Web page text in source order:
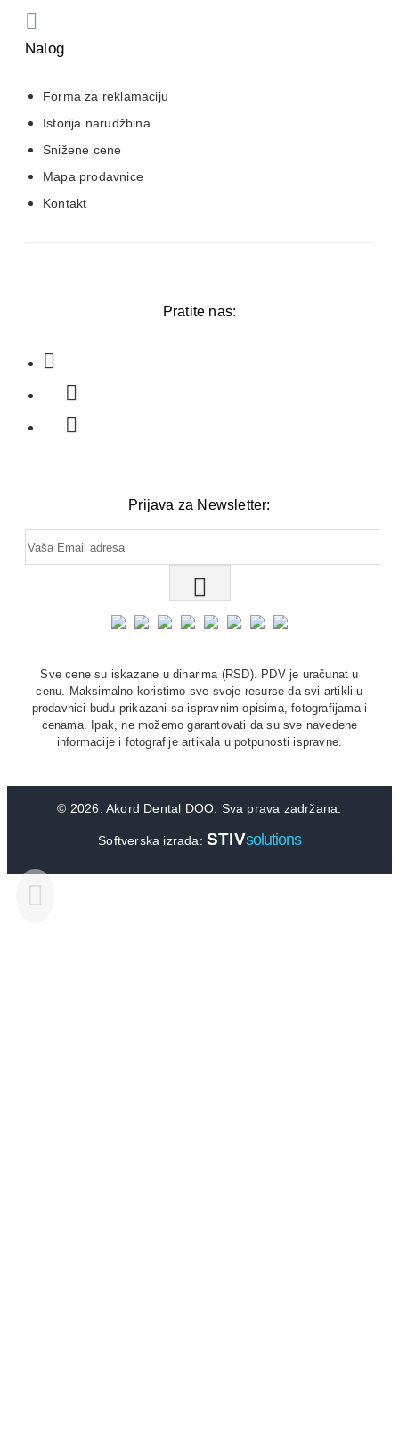
Nalog
Forma za reklamaciju
Istorija narudžbina
Snižene cene
Mapa prodavnice
Kontakt
Pratite nas:
Prijava za Newsletter:
Sve cene su iskazane u dinarima (RSD). PDV je uračunat u
cenu. Maksimalno koristimo sve svoje resurse da svi artikli u
prodavnici budu prikazani sa ispravnim opisima, fotografijama i
cenama. Ipak, ne možemo garantovati da su sve navedene
informacije i fotografije artikala u potpunosti ispravne.
© 2026. Akord Dental DOO. Sva prava zadržana.
Softverska izrada: STIVsolutions